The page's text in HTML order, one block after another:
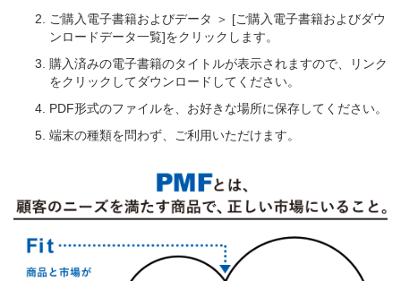
ご購入電子書籍およびデータ ＞ [ご購入電子書籍およびダウ
ンロードデータ一覧]をクリックします。
購入済みの電子書籍のタイトルが表示されますので、リンク
をクリックしてダウンロードしてください。
PDF形式のファイルを、お好きな場所に保存してください。
端末の種類を問わず、ご利用いただけます。